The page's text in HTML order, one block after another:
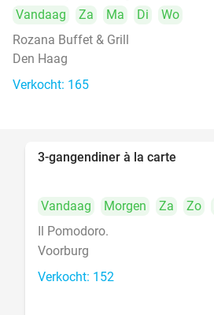
food
Vandaag Za Ma Di
Wo
Rozana Buffet & Grill
Den Haag
Verkocht: 165
3-gangendiner à la carte
Vandaag Morgen Za Zo
Il Pomodoro.
Voorburg
Verkocht: 152